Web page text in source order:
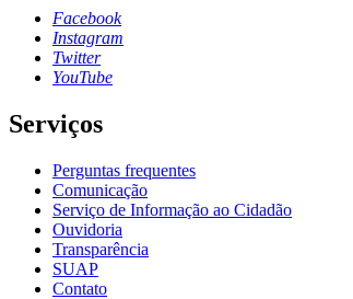
Facebook
Instagram
Twitter
YouTube
Serviços
Perguntas frequentes
Comunicação
Serviço de Informação ao Cidadão
Ouvidoria
Transparência
SUAP
Contato